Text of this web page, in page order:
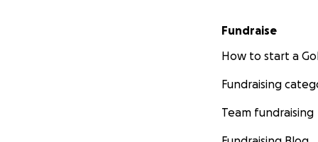
Fundraise
How to start a
Fundraising
Team fundraising